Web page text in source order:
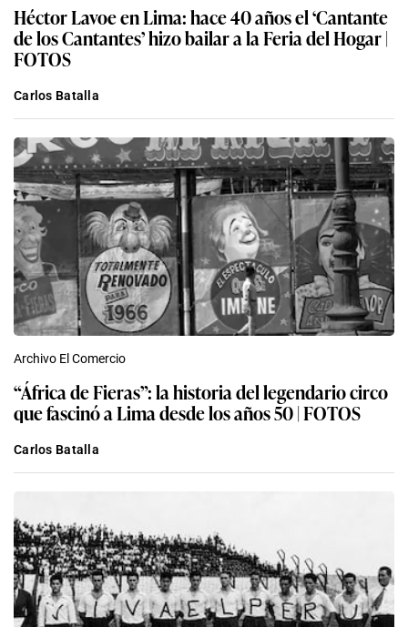
Héctor Lavoe en Lima: hace 40 años el ‘Cantante
de los Cantantes’ hizo bailar a la Feria del Hogar |
FOTOS
Carlos Batalla
Archivo El Comercio
“África de Fieras”: la historia del legendario circo
que fascinó a Lima desde los años 50 | FOTOS
Carlos Batalla